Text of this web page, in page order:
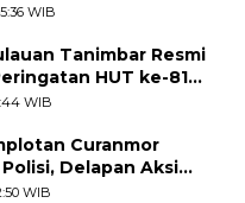
WIB
Tanimbar Resmi
HUT ke-81
Diajak Perkuat
WIB
Curanmor
Delapan Aksi
Terungkap
WIB